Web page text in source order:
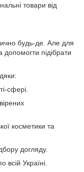
товари від
будь-де. Але для
підібрати
сфері.
косметики та
догляду.
Україні.